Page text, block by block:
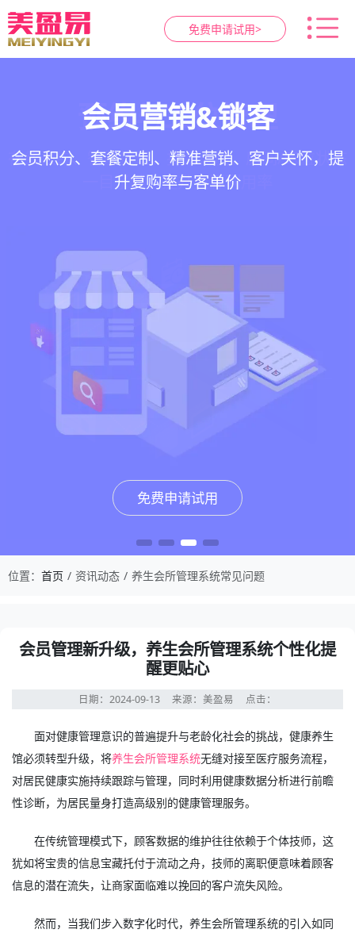
免费申请试用>
智慧养生馆管理系统
一站式解决养生馆预约、服务、会员、财务、营
销全流程数字化管理
免费申请试用
会员营销&锁客
会员积分、套餐定制、精准营销、客户关怀，提
升复购率与客单价
免费申请试用
预约与工位管理
在线预约、智能排班、技师调度、房间/床位状态
一目了然，提升资源利用率
免费申请试用
健康档案与效果追踪
客户体质记录、服务方案执行、效果对比，数据
化展示服务价值
免费申请试用
位置： 首页 资讯动态 养生会所管理系统常见问题
会员管理新升级，养生会所管理系统个性化提
醒更贴心
日期：2024-09-13 来源：美盈易 点击：
面对健康管理意识的普遍提升与老龄化社会的挑战，健康养生
馆必须转型升级，将养生会所管理系统无缝对接至医疗服务流程，
对居民健康实施持续跟踪与管理，同时利用健康数据分析进行前瞻
性诊断，为居民量身打造高级别的健康管理服务。
在传统管理模式下，顾客数据的维护往往依赖于个体技师，这
犹如将宝贵的信息宝藏托付于流动之舟，技师的离职便意味着顾客
信息的潜在流失，让商家面临难以挽回的客户流失风险。
然而，当我们步入数字化时代，养生会所管理系统的引入如同